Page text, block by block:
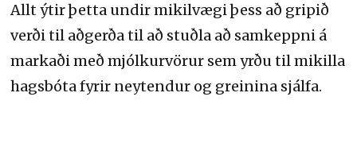
Allt ýtir þetta undir mikilvægi þess að gripið
verði til aðgerða til að stuðla að samkeppni á
markaði með mjólkurvörur sem yrðu til mikilla
hagsbóta fyrir neytendur og greinina sjálfa.